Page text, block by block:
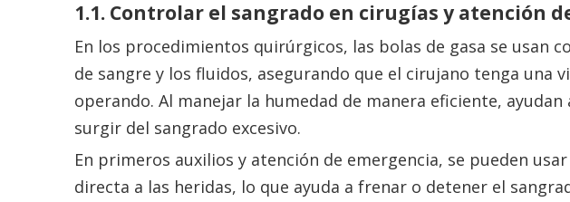
1.1. Controlar el sangrado en cirugías y atención
En los procedimientos quirúrgicos, las bolas de gasa se usan
de sangre y los fluidos, asegurando que el cirujano tenga una
operando. Al manejar la humedad de manera eficiente,
surgir del sangrado excesivo.
En primeros auxilios y atención de emergencia, se pueden
directa a las heridas, lo que ayuda a frenar o detener el